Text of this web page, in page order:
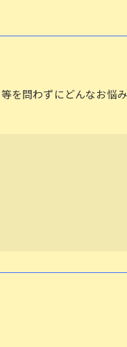
を問わずにどんなお悩